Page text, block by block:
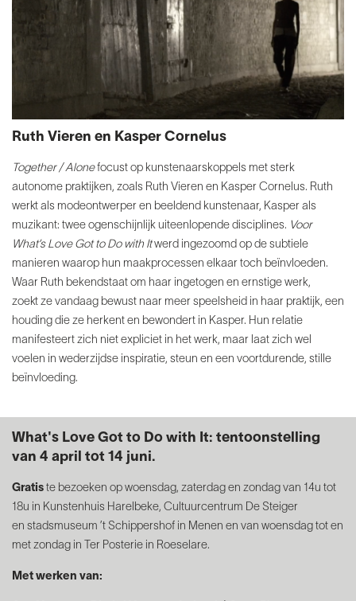
Ruth Vieren en Kasper Cornelus
Together / Alonefocust op kunstenaarskoppels met sterk
autonome praktijken, zoals Ruth Vieren en Kasper Cornelus. Ruth
werkt als modeontwerper en beeldend kunstenaar, Kasper als
muzikant: twee ogenschijnlijk uiteenlopende disciplines. Voor
What’s Love Got to Do with Itwerd ingezoomd op de subtiele
manieren waarop hun maakprocessen elkaar toch beïnvloeden.
Waar Ruth bekendstaat om haar ingetogen en ernstige werk,
zoekt ze vandaag bewust naar meer speelsheid in haar praktijk, een
houding die ze herkent en bewondert in Kasper. Hun relatie
manifesteert zich niet expliciet in het werk, maar laat zich wel
voelen in wederzijdse inspiratie, steun en een voortdurende, stille
beïnvloeding.
What's Love Got to Do with It: tentoonstelling
van 4 april tot 14 juni.
Gratis te bezoeken op woensdag, zaterdag en zondag van 14u tot
18u in Kunstenhuis Harelbeke, Cultuurcentrum De Steiger
en stadsmuseum ’t Schippershof in Menen en van woensdag tot en
met zondag in
Ter Posterie in Roeselare.
Met werken van: